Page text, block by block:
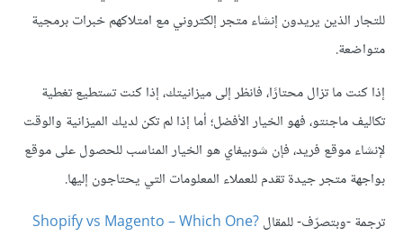
للتجار الذين يريدون إنشاء متجر إلكتروني مع امتلاكهم خبرات برمجية
متواضعة.
إذا كنت ما تزال محتارًا، فانظر إلى ميزانيتك، إذا كنت تستطيع تغطية
تكاليف ماجنتو، فهو الخيار الأفضل؛ أما إذا لم تكن لديك الميزانية والوقت
لإنشاء موقع فريد، فإن شوبيفاي هو الخيار المناسب للحصول على موقع
بواجهة متجر جيدة تقدم للعملاء المعلومات التي يحتاجون إليها.
ترجمة -وبتصرّف- للمقال ?Shopify vs Magento – Which One